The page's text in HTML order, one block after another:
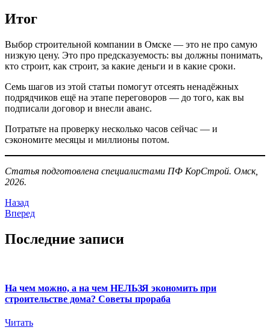
Итог
Выбор строительной компании в Омске — это не про самую
низкую цену. Это про предсказуемость: вы должны понимать,
кто строит, как строит, за какие деньги и в какие сроки.
Семь шагов из этой статьи помогут отсеять ненадёжных
подрядчиков ещё на этапе переговоров — до того, как вы
подписали договор и внесли аванс.
Потратьте на проверку несколько часов сейчас — и
сэкономите месяцы и миллионы потом.
Статья подготовлена специалистами ПФ КорСтрой. Омск,
2026.
Назад
Вперед
Последние записи
На чем можно, а на чем НЕЛЬЗЯ экономить при
строительстве дома? Советы прораба
Читать